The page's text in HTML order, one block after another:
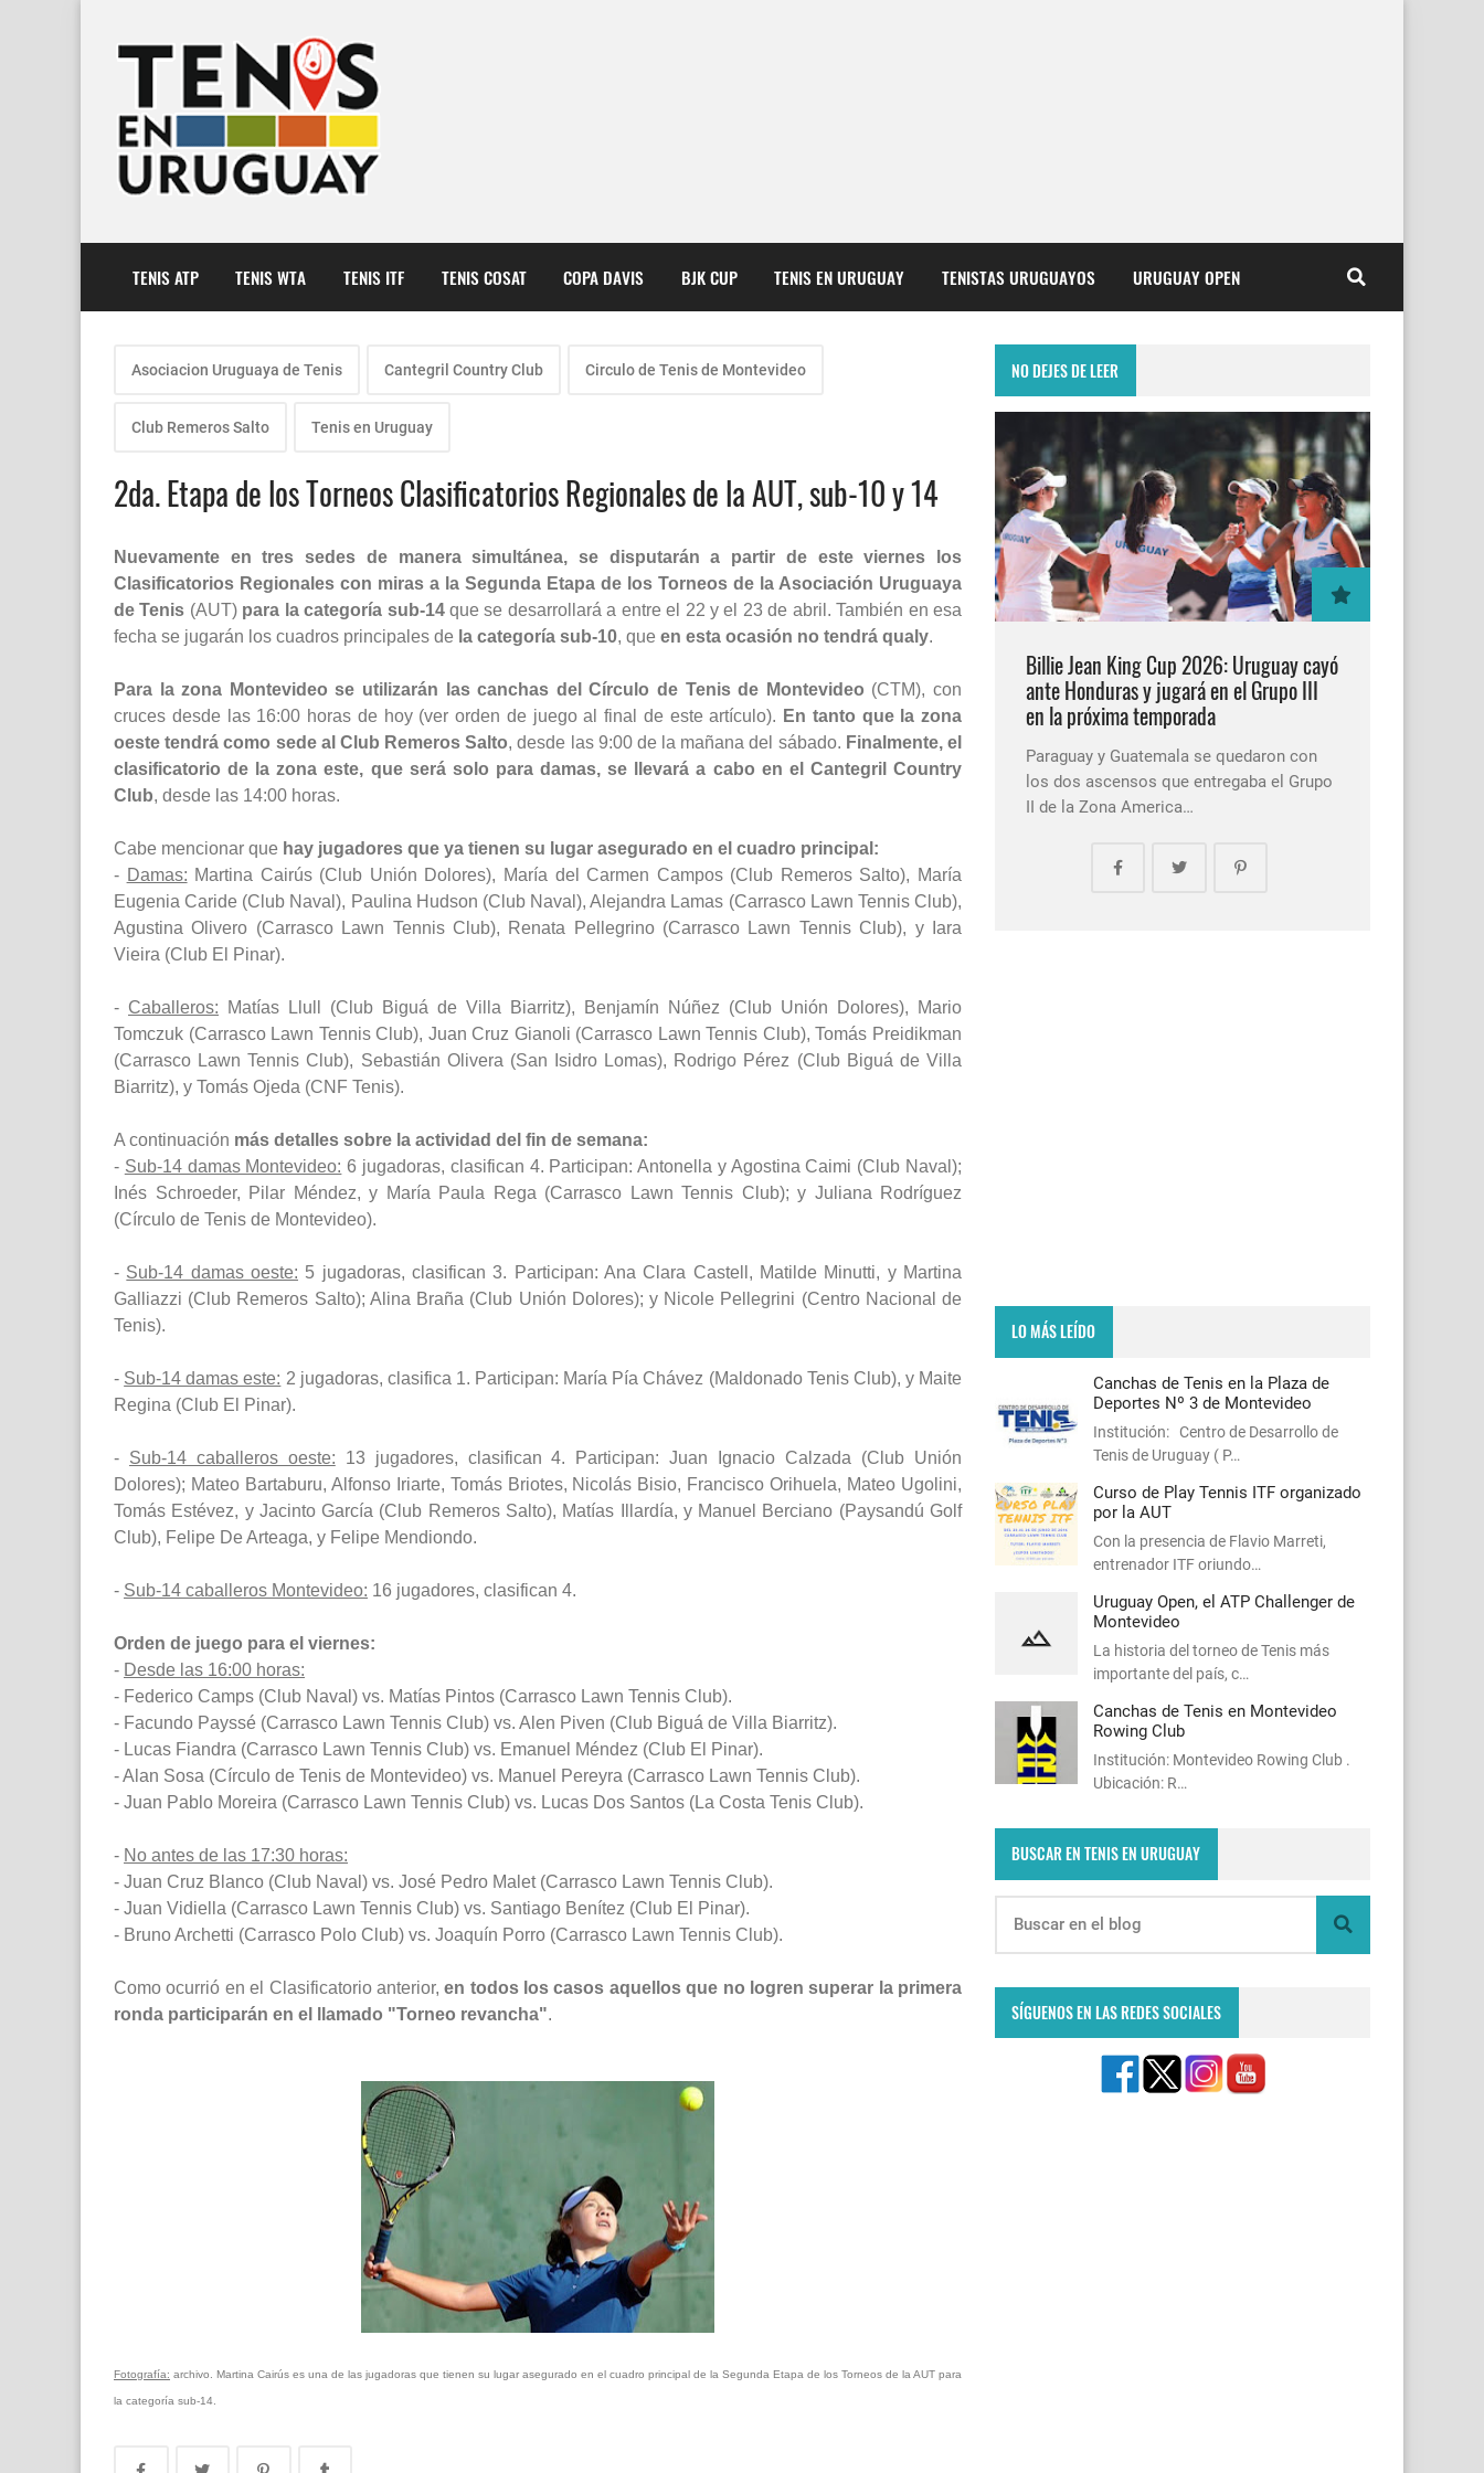
TENIS ATP TENIS WTA TENIS ITF TENIS COSAT COPA DAVIS BJK CUP TENIS EN URUGUAY TENISTAS URUGUAYOS URUGUAY OPEN
Asociacion Uruguaya de Tenis Cantegril Country Club Circulo de Tenis de Montevideo
Club Remeros Salto Tenis en Uruguay
2da. Etapa de los Torneos Clasificatorios Regionales de la AUT, sub-10 y 14
Nuevamente en tres sedes de manera simultánea, se disputarán a partir de este viernes los
Clasificatorios Regionales con miras a la Segunda Etapa de los Torneos de la Asociación Uruguaya
de Tenis (AUT) para la categoría sub-14que se desarrollará a entre el 22 y el 23 de abril. También en esa
fecha se jugarán los cuadros principales de la categoría sub-10, que en esta ocasión no tendrá qualy.
Para la zona Montevideo se utilizarán las canchas del Círculo de Tenis de Montevideo (CTM), con
cruces desde las 16:00 horas de hoy (ver orden de juego al final de este artículo). En tanto que la zona
oeste tendrá como sede al Club Remeros Salto, desde las 9:00 de la mañana del sábado. Finalmente, el
clasificatorio de la zona este, que será solo para damas, se llevará a cabo en el Cantegril Country
Club, desde las 14:00 horas.
Cabe mencionar que hay jugadores que ya tienen su lugar asegurado en el cuadro principal:
- Damas: Martina Cairús (Club Unión Dolores), María del Carmen Campos (Club Remeros Salto), María
Eugenia Caride (Club Naval), Paulina Hudson (Club Naval), Alejandra Lamas (Carrasco Lawn Tennis Club),
Agustina Olivero (Carrasco Lawn Tennis Club), Renata Pellegrino (Carrasco Lawn Tennis Club), y Iara
Vieira (Club El Pinar).
- Caballeros: Matías Llull (Club Biguá de Villa Biarritz), Benjamín Núñez (Club Unión Dolores), Mario
Tomczuk (Carrasco Lawn Tennis Club), Juan Cruz Gianoli (Carrasco Lawn Tennis Club), Tomás Preidikman
(Carrasco Lawn Tennis Club), Sebastián Olivera (San Isidro Lomas), Rodrigo Pérez (Club Biguá de Villa
Biarritz), y Tomás Ojeda (CNF Tenis).
A continuación más detalles sobre la actividad del fin de semana:
- Sub-14 damas Montevideo: 6 jugadoras, clasifican 4. Participan: Antonella y Agostina Caimi (Club Naval);
Inés Schroeder, Pilar Méndez, y María Paula Rega (Carrasco Lawn Tennis Club); y Juliana Rodríguez
(Círculo de Tenis de Montevideo).
- Sub-14 damas oeste: 5 jugadoras, clasifican 3. Participan: Ana Clara Castell, Matilde Minutti, y Martina
Galliazzi (Club Remeros Salto); Alina Braña (Club Unión Dolores); y Nicole Pellegrini (Centro Nacional de
Tenis).
- Sub-14 damas este: 2 jugadoras, clasifica 1. Participan: María Pía Chávez (Maldonado Tenis Club), y Maite
Regina (Club El Pinar).
- Sub-14 caballeros oeste: 13 jugadores, clasifican 4. Participan: Juan Ignacio Calzada (Club Unión
Dolores); Mateo Bartaburu, Alfonso Iriarte, Tomás Briotes, Nicolás Bisio, Francisco Orihuela, Mateo Ugolini,
Tomás Estévez, y Jacinto García (Club Remeros Salto), Matías Illardía, y Manuel Berciano (Paysandú Golf
Club), Felipe De Arteaga, y Felipe Mendiondo.
- Sub-14 caballeros Montevideo: 16 jugadores, clasifican 4.
Orden de juego para el viernes:
- Desde las 16:00 horas:
- Federico Camps (Club Naval) vs. Matías Pintos (Carrasco Lawn Tennis Club).
- Facundo Payssé (Carrasco Lawn Tennis Club) vs. Alen Piven (Club Biguá de Villa Biarritz).
- Lucas Fiandra (Carrasco Lawn Tennis Club) vs. Emanuel Méndez (Club El Pinar).
- Alan Sosa (Círculo de Tenis de Montevideo) vs. Manuel Pereyra (Carrasco Lawn Tennis Club).
- Juan Pablo Moreira (Carrasco Lawn Tennis Club) vs. Lucas Dos Santos (La Costa Tenis Club).
- No antes de las 17:30 horas:
- Juan Cruz Blanco (Club Naval) vs. José Pedro Malet (Carrasco Lawn Tennis Club).
- Juan Vidiella (Carrasco Lawn Tennis Club) vs. Santiago Benítez (Club El Pinar).
- Bruno Archetti (Carrasco Polo Club) vs. Joaquín Porro (Carrasco Lawn Tennis Club).
Como ocurrió en el Clasificatorio anterior,en todos los casos aquellos que no logren superar la primera
ronda participarán en el llamado "Torneo revancha".
Fotografía: archivo. Martina Cairús es una de las jugadoras que tienen su lugar asegurado en el cuadro principal de la Segunda Etapa de los Torneos de la AUT para
la categoría sub-14.
NO DEJES DE LEER
Billie Jean King Cup 2026: Uruguay cayó
ante Honduras y jugará en el Grupo III
en la próxima temporada
Paraguay y Guatemala se quedaron con
los dos ascensos que entregaba el Grupo
II de la Zona America…
LO MÁS LEÍDO
Canchas de Tenis en la Plaza de
Deportes Nº 3 de Montevideo
Institución: Centro de Desarrollo de
Tenis de Uruguay ( P…
Curso de Play Tennis ITF organizado
por la AUT
Con la presencia de Flavio Marreti,
entrenador ITF oriundo…
Uruguay Open, el ATP Challenger de
Montevideo
La historia del torneo de Tenis más
importante del país, c…
Canchas de Tenis en Montevideo
Rowing Club
Institución: Montevideo Rowing Club .
Ubicación: R…
BUSCAR EN TENIS EN URUGUAY
SÍGUENOS EN LAS REDES SOCIALES